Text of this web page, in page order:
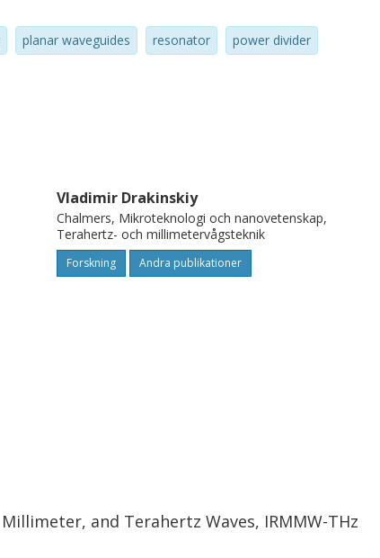
planar waveguides resonator power divider
Vladimir Drakinskiy
Chalmers, Mikroteknologi och nanovetenskap,
Terahertz- och millimetervågsteknik
Forskning Andra publikationer
and Terahertz Waves, IRMMW-THz